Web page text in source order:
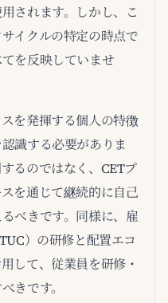
されます。しかし、こ
イクルの特定の時点で
を反映していませ
を発揮する個人の特徴
識する必要がありま
るのではなく、CETプ
を通じて継続的に自己
べきです。同様に、雇
）の研修と配置エコ
して、従業員を研修・
きです。